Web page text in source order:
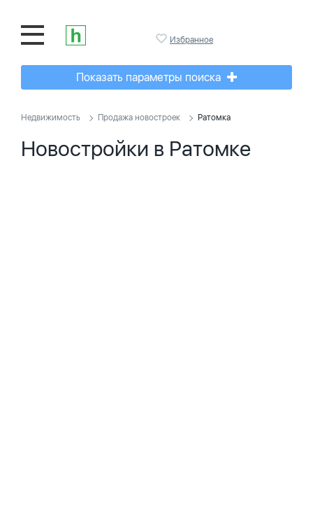
Избранное
Показать параметры поиска
Недвижимость Продажа новостроек Ратомка
Новостройки в Ратомке